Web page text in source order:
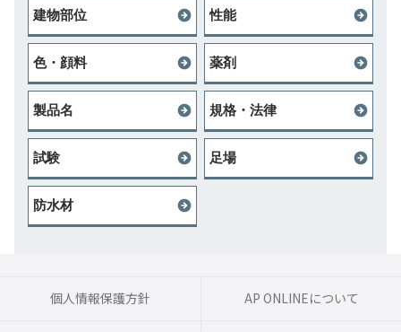
建物部位 性能
色・顔料 薬剤
製品名 規格・法律
試験 足場
防水材
個人情報保護方針 AP ONLINEについて